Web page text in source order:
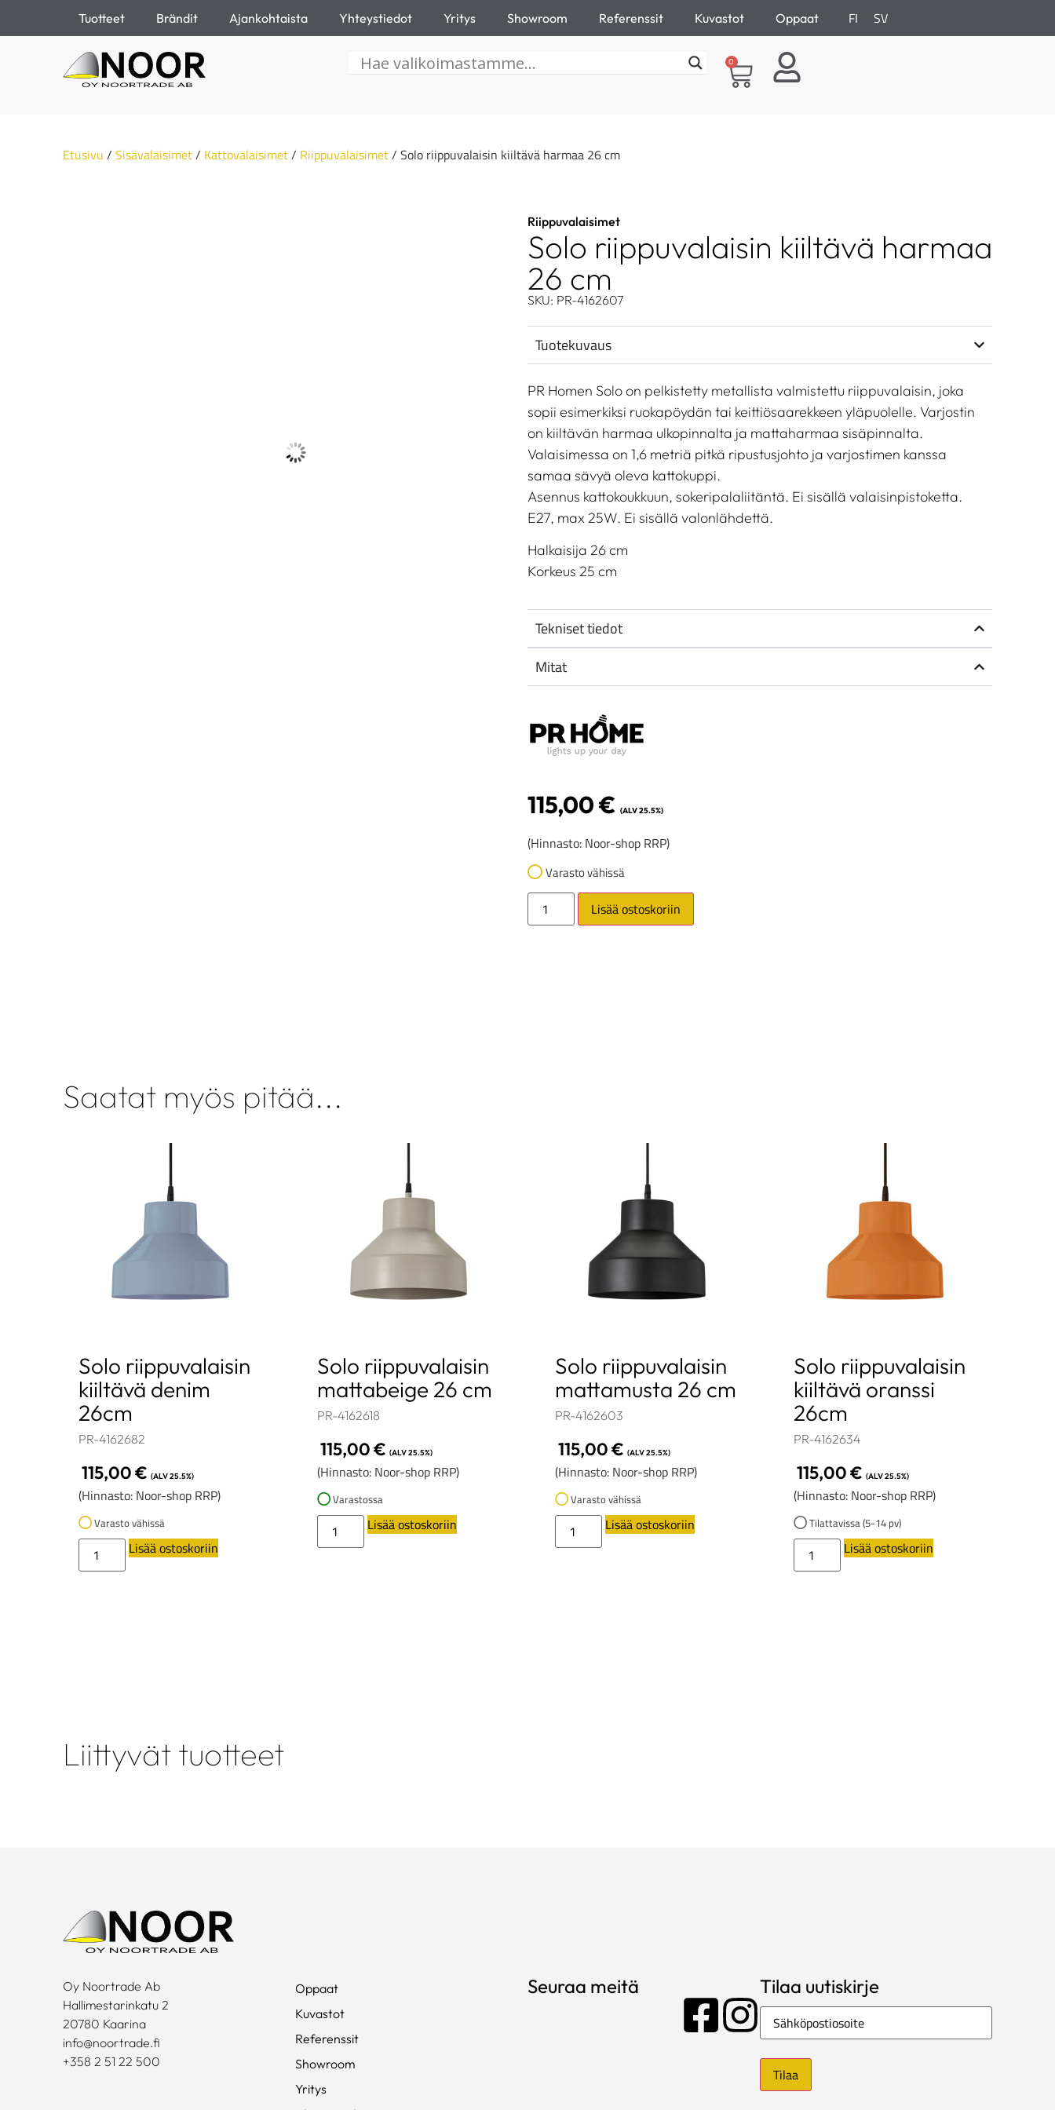
Tuotteet Brändit Ajankohtaista Yhteystiedot Yritys Showroom Referenssit Kuvastot Oppaat FI SV
0
Etusivu / Sisävalaisimet/ Kattovalaisimet/ Riippuvalaisimet/ Solo riippuvalaisin kiiltävä harmaa 26 cm
Riippuvalaisimet
Solo riippuvalaisin kiiltävä harmaa
26 cm
SKU: PR-4162607
Tuotekuvaus
PR Homen Solo on pelkistetty metallista valmistettu riippuvalaisin, joka
sopii esimerkiksi ruokapöydän tai keittiösaarekkeen yläpuolelle. Varjostin
on kiiltävän harmaa ulkopinnalta ja mattaharmaa sisäpinnalta.
Valaisimessa on 1,6 metriä pitkä ripustusjohto ja varjostimen kanssa
samaa sävyä oleva kattokuppi.
Asennus kattokoukkuun, sokeripalaliitäntä. Ei sisällä valaisinpistoketta.
E27, max 25W. Ei sisällä valonlähdettä.
Halkaisija 26 cm
Korkeus 25 cm
Tekniset tiedot
Mitat
115,00€ (ALV 25.5%)
(Hinnasto: Noor-shop RRP)
Varasto vähissä
Lisää ostoskoriin
Saatat myös pitää...
Solo riippuvalaisin
kiiltävä denim
26cm
PR-4162682
115,00€ (ALV 25.5%)
(Hinnasto: Noor-shop RRP)
Varasto vähissä
Lisää ostoskoriin
Solo riippuvalaisin
mattabeige 26 cm
PR-4162618
115,00€ (ALV 25.5%)
(Hinnasto: Noor-shop RRP)
Varastossa
Lisää ostoskoriin
Solo riippuvalaisin
mattamusta 26 cm
PR-4162603
115,00€ (ALV 25.5%)
(Hinnasto: Noor-shop RRP)
Varasto vähissä
Lisää ostoskoriin
Solo riippuvalaisin
kiiltävä oranssi
26cm
PR-4162634
115,00€ (ALV 25.5%)
(Hinnasto: Noor-shop RRP)
Tilattavissa (5-14 pv)
Lisää ostoskoriin
Liittyvät tuotteet
Oy Noortrade Ab
Hallimestarinkatu 2
20780 Kaarina
info@noortrade.fi
+358 2 51 22 500
Oppaat
Kuvastot
Referenssit
Showroom
Yritys
Seuraa meitä Tilaa uutiskirje
Sähköposti